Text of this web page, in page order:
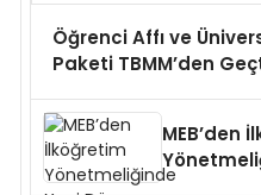
Öğrenci Affı ve
Paketi TBMM’den
MEB’den